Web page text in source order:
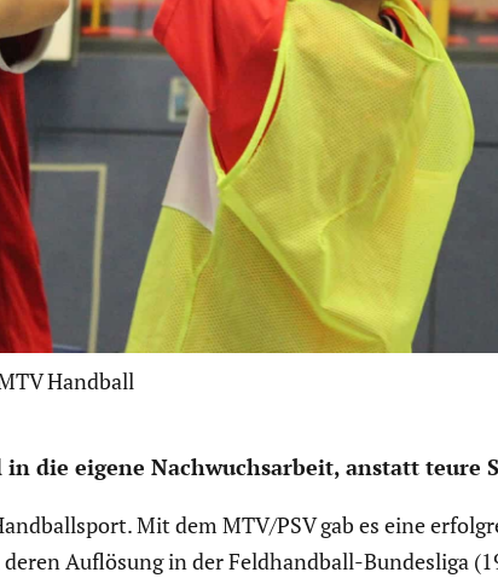
Handball
die eigene Nachwuchs­ar­beit, anstatt teure
Mit dem MTV/PSV gab es eine
Auflösung in der Feldhand­ball-Bundes­liga